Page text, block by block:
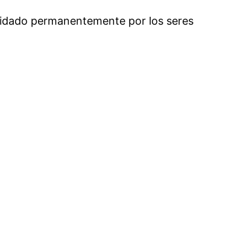
permanentemente por los seres